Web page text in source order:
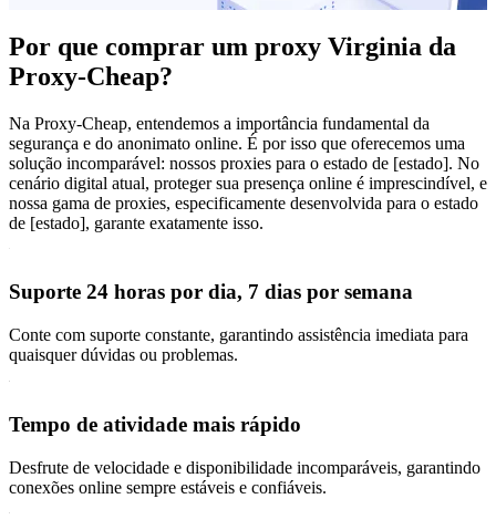
Por que comprar um proxy Virginia da
Proxy-Cheap?
Na Proxy-Cheap, entendemos a importância fundamental da
segurança e do anonimato online. É por isso que oferecemos uma
solução incomparável: nossos proxies para o estado de [estado]. No
cenário digital atual, proteger sua presença online é imprescindível, e
nossa gama de proxies, especificamente desenvolvida para o estado
de [estado], garante exatamente isso.
Suporte 24 horas por dia, 7 dias por semana
Conte com suporte constante, garantindo assistência imediata para
quaisquer dúvidas ou problemas.
Tempo de atividade mais rápido
Desfrute de velocidade e disponibilidade incomparáveis, garantindo
conexões online sempre estáveis e confiáveis.